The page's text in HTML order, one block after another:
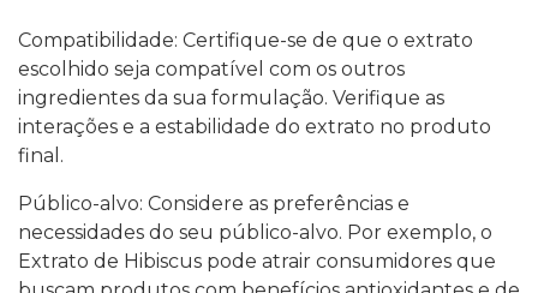
Compatibilidade: Certifique-se de que o extrato
escolhido seja compatível com os outros
ingredientes da sua formulação. Verifique as
interações e a estabilidade do extrato no produto
final.
Público-alvo: Considere as preferências e
necessidades do seu público-alvo. Por exemplo, o
Extrato de Hibiscus pode atrair consumidores que